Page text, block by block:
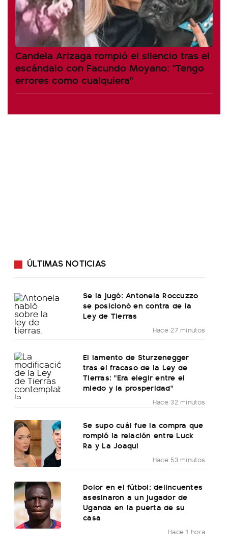
Candela Arizaga rompió el silencio tras el
escándalo con Facundo Moyano: "Tengo
errores como cualquiera"
ÚLTIMAS NOTICIAS
Se la jugó: Antonela Roccuzzo
se posicionó en contra de la
Ley de Tierras
Hace 27 minutos
El lamento de Sturzenegger
tras el fracaso de la Ley de
Tierras: "Era elegir entre el
miedo y la prosperidad"
Hace 32 minutos
Se supo cuál fue la compra que
rompió la relación entre Luck
Ra y La Joaqui
Hace 53 minutos
Dolor en el fútbol: delincuentes
asesinaron a un jugador de
Uganda en la puerta de su
casa
Hace 1 hora